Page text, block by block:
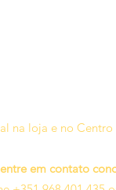
na loja e no
em contato